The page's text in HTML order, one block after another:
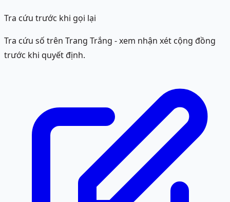
Tra cứu trước khi gọi lại
Tra cứu số trên Trang Trắng - xem nhận xét cộng đồng
trước khi quyết định.